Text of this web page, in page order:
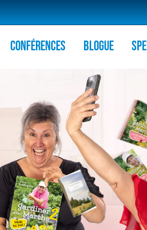
Conférences Blogue